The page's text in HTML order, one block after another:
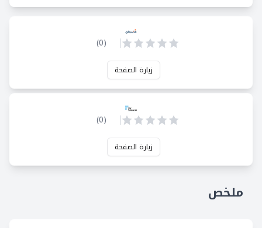
(
0
)
زيارة الصفحة
(
0
)
زيارة الصفحة
ملخص